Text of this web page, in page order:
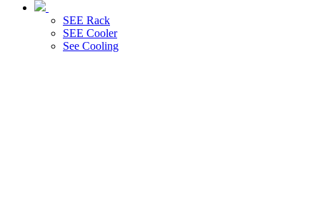
SEE Rack
SEE Cooler
See Cooling